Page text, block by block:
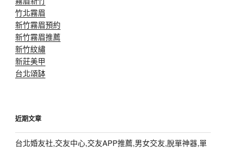
竹北霧眉
新竹霧眉預約
新竹霧眉推薦
新竹紋繡
新莊美甲
台北頌缽
近期文章
台北婚友社,交友中心,交友APP推薦,男女交友,脫單神器,單